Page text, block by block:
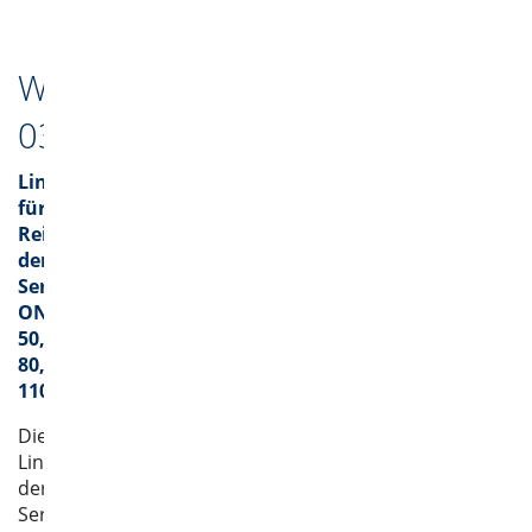
Werkstoffzeitschrift
03/2020
Lineareinheiten
für
Reinraum
der
Serie
ONE
50,
80,
110
Die
Lineareinheiten
der
Serie